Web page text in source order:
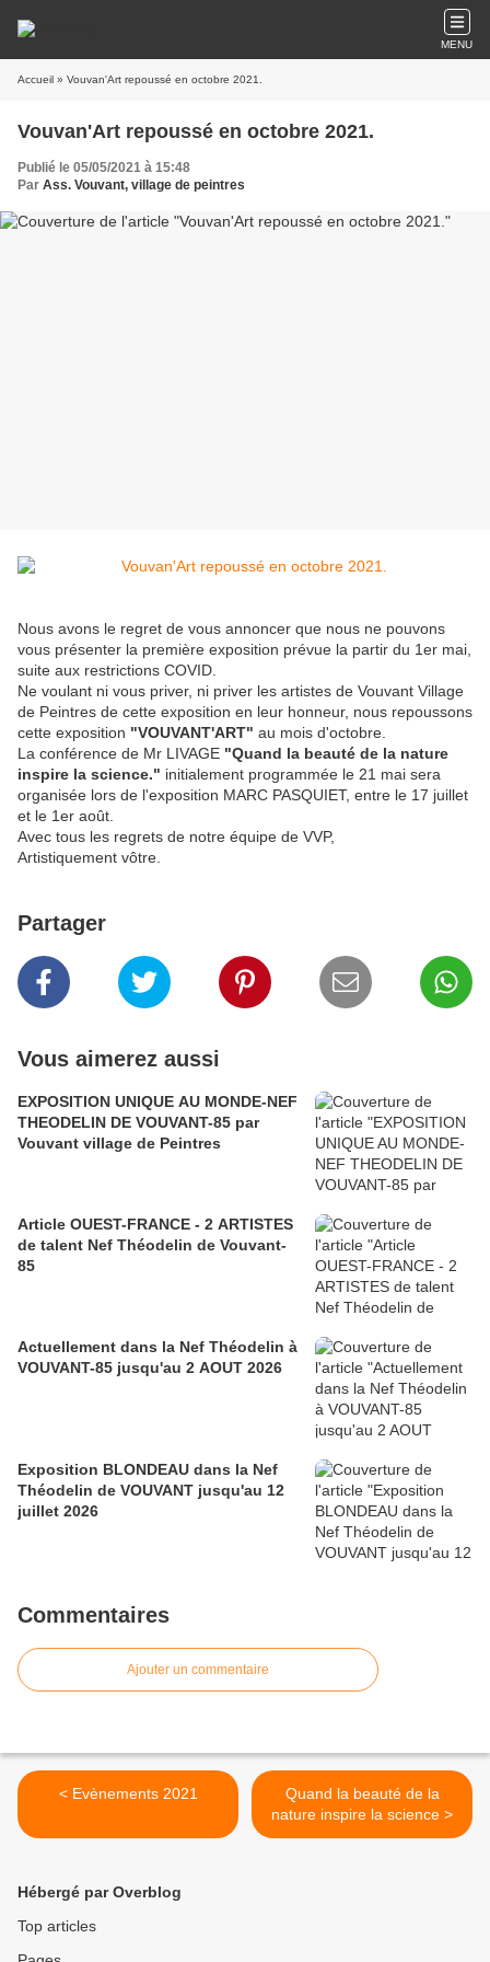
MENU
Accueil » Vouvan'Art repoussé en octobre 2021.
Vouvan'Art repoussé en octobre 2021.
Publié le 05/05/2021 à 15:48
Par Ass. Vouvant, village de peintres
Nous avons le regret de vous annoncer que nous ne pouvons
vous présenter la première exposition prévue la partir du 1er mai,
suite aux restrictions COVID.
Ne voulant ni vous priver, ni priver les artistes de Vouvant Village
de Peintres de cette exposition en leur honneur, nous repoussons
cette exposition "VOUVANT'ART" au mois d'octobre.
La conférence de Mr LIVAGE "Quand la beauté de la nature
inspire la science." initialement programmée le 21 mai sera
organisée lors de l'exposition MARC PASQUIET, entre le 17 juillet
et le 1er août.
Avec tous les regrets de notre équipe de VVP,
Artistiquement vôtre.
Partager
Vous aimerez aussi
EXPOSITION UNIQUE AU MONDE-NEF
THEODELIN DE VOUVANT-85 par
Vouvant village de Peintres
Article OUEST-FRANCE - 2 ARTISTES
de talent Nef Théodelin de Vouvant-
85
Actuellement dans la Nef Théodelin à
VOUVANT-85 jusqu'au 2 AOUT 2026
Exposition BLONDEAU dans la Nef
Théodelin de VOUVANT jusqu'au 12
juillet 2026
Commentaires
Ajouter un commentaire
< Evènements 2021
Quand la beauté de la
nature inspire la science >
Hébergé par Overblog
Top articles